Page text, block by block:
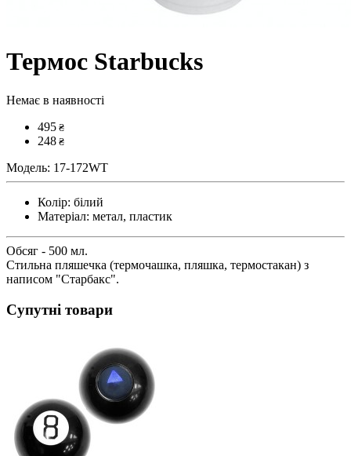
Термос Starbucks
Немає в наявності
495 ₴
248 ₴
Модель: 17-172WT
Колір: білий
Матеріал: метал, пластик
Обсяг - 500 мл.
Стильна пляшечка (термочашка, пляшка, термостакан) з
написом "Старбакс".
Супутні товари